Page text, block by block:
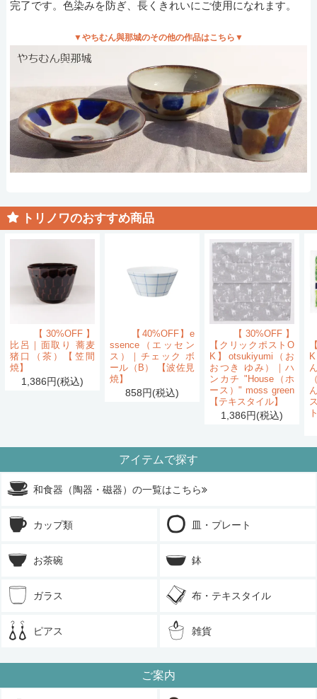
完了です。色染みを防ぎ、長くきれいにご使用になれます。
▼やちむん與那城のその他の作品はこちら▼
トリノワのおすすめ商品
【30%OFF】
比呂｜面取り 蕎麦
猪口（茶）【笠間
焼】
1,386円(税込)
【40%OFF】e
ssence（エッセン
ス）｜チェック ボ
ール（B） 【波佐見
焼】
858円(税込)
【30%OFF】
【クリックポストO
K】otsukiyumi（お
おつき ゆみ）｜ハ
ンカチ "House（ホ
ース）" moss green
【テキスタイル】
1,386円(税込)
アイテムで探す
和食器（陶器・磁器）の一覧はこちら
カップ類 皿・プレート
お茶碗 鉢
ガラス 布・テキスタイル
ピアス 雑貨
ご案内